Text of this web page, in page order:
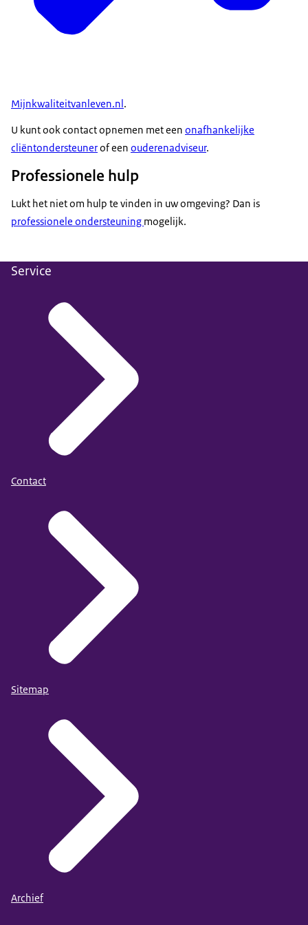
Mijnkwaliteitvanleven.nl .
U kunt ook contact opnemen met een onafhankelijke
cliëntondersteunerof een ouderenadviseur.
Professionele hulp
Lukt het niet om hulp te vinden in uw omgeving? Dan is
professionele ondersteuning mogelijk.
Service
Contact
Sitemap
Archief